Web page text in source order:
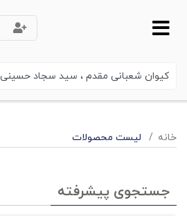
خانه لیست محصولات
جستجوی پیشرفته